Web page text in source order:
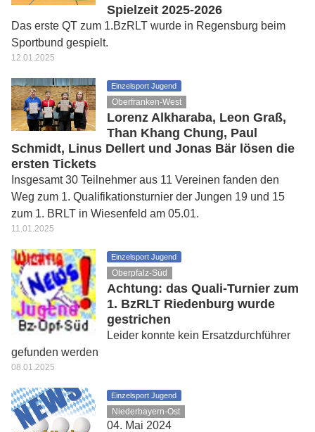
Spielzeit 2025-2026
Das erste QT zum 1.BzRLT wurde in Regensburg beim
Sportbund gespielt.
12.01.2025
Einzelsport Jugend
Oberfranken-West
Lorenz Alkharaba, Leon Graß,
Than Khang Chung, Paul
Schmidt, Linus Dellert und Jonas Bär lösen die
ersten Tickets
Insgesamt 30 Teilnehmer aus 11 Vereinen fanden den
Weg zum 1. Qualifikationsturnier der Jungen 19 und 15
zum 1. BRLT in Wiesenfeld am 05.01.
11.01.2025
Einzelsport Jugend
Oberpfalz-Süd
Achtung: das Quali-Turnier zum
1. BzRLT Riedenburg wurde
gestrichen
Leider konnte kein Ersatzdurchführer
gefunden werden
08.01.2025
Einzelsport Jugend
Niederbayern-Ost
04. Mai 2024